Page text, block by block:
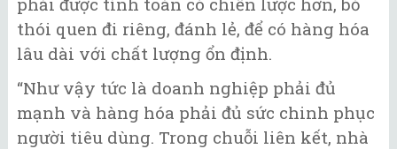
thói quen đi riêng, đánh lẻ, để có hàng hóa
lâu dài với chất lượng ổn định.
“Như vậy tức là doanh nghiệp phải đủ
mạnh và hàng hóa phải đủ sức chinh phục
người tiêu dùng. Trong chuỗi liên kết, nhà